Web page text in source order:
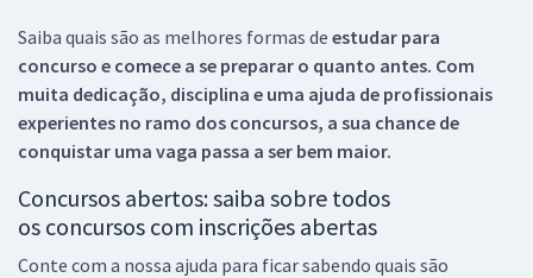
Saiba quais são as melhores formas de estudar para
concurso e comece a se preparar o quanto antes. Com
muita dedicação, disciplina e uma ajuda de profissionais
experientes no ramo dos concursos, a sua chance de
conquistar uma vaga passa a ser bem maior.
Concursos abertos: saiba sobre todos
os concursos com inscrições abertas
Conte com a nossa ajuda para ficar sabendo quais são